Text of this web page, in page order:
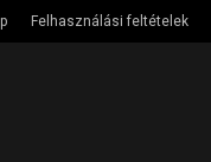
Felhasználási feltételek